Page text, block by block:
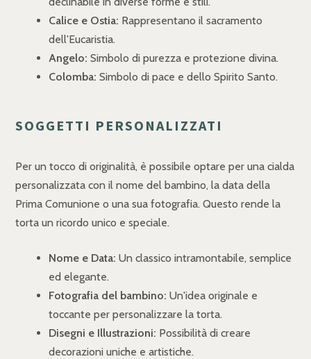
Calice e Ostia: Rappresentano il sacramento
dell'Eucaristia.
Angelo: Simbolo di purezza e protezione divina.
Colomba: Simbolo di pace e dello Spirito Santo.
SOGGETTI PERSONALIZZATI
Per un tocco di originalità, è possibile optare per una cialda
personalizzata con il nome del bambino, la data della
Prima Comunione o una sua fotografia. Questo rende la
torta un ricordo unico e speciale.
Nome e Data: Un classico intramontabile, semplice
ed elegante.
Fotografia del bambino: Un'idea originale e
toccante per personalizzare la torta.
Disegni e Illustrazioni: Possibilità di creare
decorazioni uniche e artistiche.